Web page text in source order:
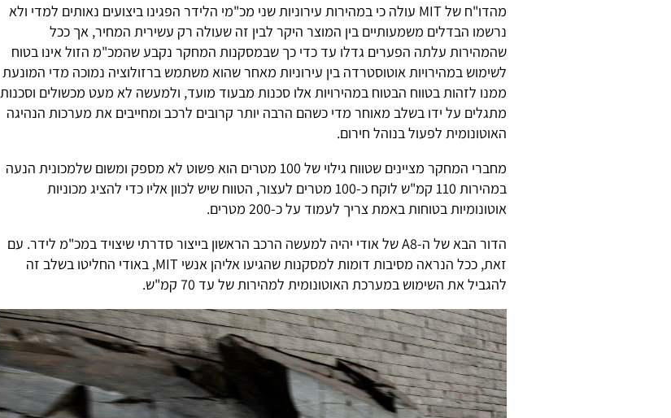
מהדו"ח של MIT עולה כי במהירות עירוניות שני מכ"מי הלידר הפגינו ביצועים נאותים למדי ולא
נרשמו הבדלים משמעותיים בין המוצר היקר לבין זה שעולה רק עשירית המחיר, אך ככל
שהמהירות עלתה הפערים גדלו עד כדי כך שבמסקנות המחקר נקבע שהמכ"מ הזול אינו בטוח
לשימוש במהירויות אוטוסטרדה בין עירוניות מאחר שהוא משתמש ברזולוציה נמוכה מדי המונעת
ממנו לזהות בטווח הבטוח במהירויות אלו סכנות מבעוד מועד, ולמעשה לא מעט מכשולים וסכנות
מתגלים על ידו בשלב מאוחר מדי כשהם הרבה יותר קרובים לרכב ומחייבים את מערכות הנהיגה
האוטונומית לפעול בנוהל חירום.
מחברי המחקר מציינים שטווח גילוי של 100 מטרים הוא פשוט לא מספק ומשום שלמכונית הנעה
במהירות 110 קמ"ש לוקח כ-100 מטרים לעצור, הטווח שיש לכוון אליו כדי להציג מכוניות
אוטונומיות בטוחות באמת צריך לעמוד על כ-200 מטרים.
הדור הבא של ה-A8 של אודי יהיה למעשה הרכב הראשון בייצור סדרתי שיצויד במכ"מ לידר. עם
זאת, ככל הנראה מסיבות דומות למסקנות שהגיעו אליהן אנשי MIT, באודי החליטו בשלב זה
להגביל את השימוש במערכת האוטונומית למהירות של עד 70 קמ"ש.